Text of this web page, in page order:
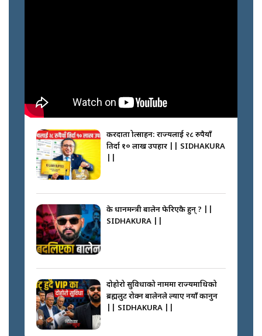
करदाता प्रोत्साहन: राज्यलाई २८ रुपैयाँ
तिर्दा १० लाख उपहार || SIDHAKURA
के प्रधानमन्त्री बालेन फेरिएकै हुन् ? ||
SIDHAKURA ||
दोहोरो सुविधाको नाममा राज्यमाथिको
ब्रह्मलुट रोक्न बालेनले ल्याए नयाँ कानुन
|| SIDHAKURA ||